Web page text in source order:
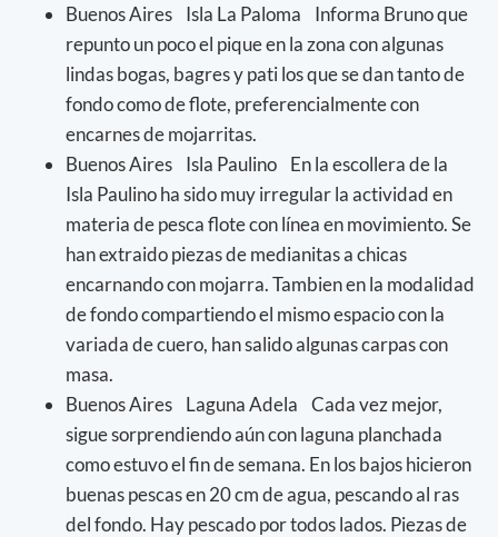
Buenos Aires Isla La Paloma Informa Bruno que
repunto un poco el pique en la zona con algunas
lindas bogas, bagres y pati los que se dan tanto de
fondo como de flote, preferencialmente con
encarnes de mojarritas.
Buenos Aires Isla Paulino En la escollera de la
Isla Paulino ha sido muy irregular la actividad en
materia de pesca flote con línea en movimiento. Se
han extraido piezas de medianitas a chicas
encarnando con mojarra. Tambien en la modalidad
de fondo compartiendo el mismo espacio con la
variada de cuero, han salido algunas carpas con
masa.
Buenos Aires Laguna Adela Cada vez mejor,
sigue sorprendiendo aún con laguna planchada
como estuvo el fin de semana. En los bajos hicieron
buenas pescas en 20 cm de agua, pescando al ras
del fondo. Hay pescado por todos lados. Piezas de